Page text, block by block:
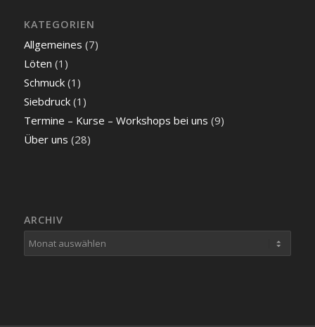
KATEGORIEN
Allgemeines (7)
Löten (1)
Schmuck(1)
Siebdruck(1)
Termine – Kurse – Workshops bei uns (9)
Über uns (28)
ARCHIV